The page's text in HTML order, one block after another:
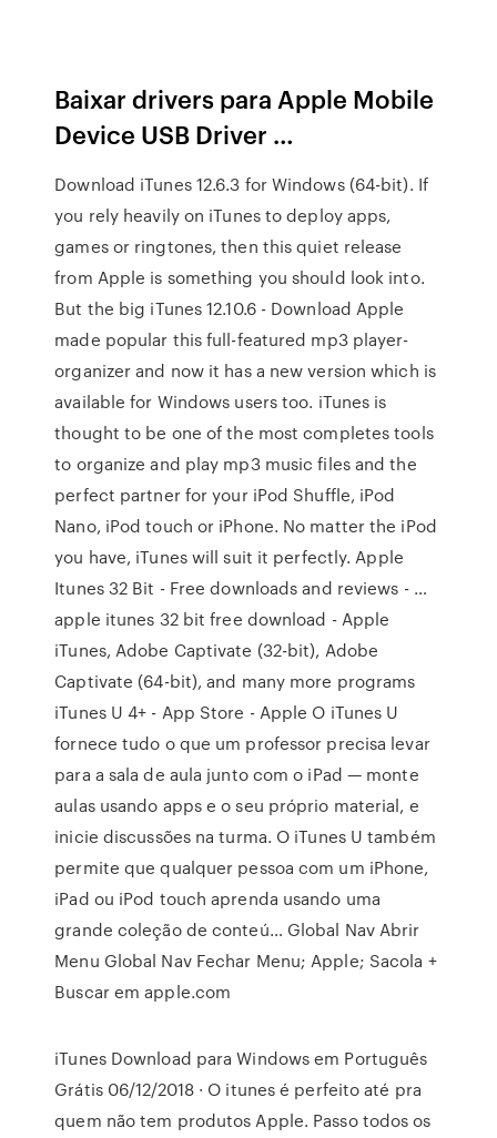
Baixar drivers para Apple Mobile
Device USB Driver …
Download iTunes 12.6.3 for Windows (64-bit). If
you rely heavily on iTunes to deploy apps,
games or ringtones, then this quiet release
from Apple is something you should look into.
But the big iTunes 12.10.6 - Download Apple
made popular this full-featured mp3 player-
organizer and now it has a new version which is
available for Windows users too. iTunes is
thought to be one of the most completes tools
to organize and play mp3 music files and the
perfect partner for your iPod Shuffle, iPod
Nano, iPod touch or iPhone. No matter the iPod
you have, iTunes will suit it perfectly. Apple
Itunes 32 Bit - Free downloads and reviews - …
apple itunes 32 bit free download - Apple
iTunes, Adobe Captivate (32-bit), Adobe
Captivate (64-bit), and many more programs
iTunes U 4+ - App Store - Apple ‎O iTunes U
fornece tudo o que um professor precisa levar
para a sala de aula junto com o iPad — monte
aulas usando apps e o seu próprio material, e
inicie discussões na turma. O iTunes U também
permite que qualquer pessoa com um iPhone,
iPad ou iPod touch aprenda usando uma
grande coleção de conteú… Global Nav Abrir
Menu Global Nav Fechar Menu; Apple; Sacola +
Buscar em apple.com
iTunes Download para Windows em Português
Grátis 06/12/2018 · O itunes é perfeito até pra
quem não tem produtos Apple. Passo todos os